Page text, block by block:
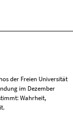
der Freien Universität
im Dezember
Wahrheit,